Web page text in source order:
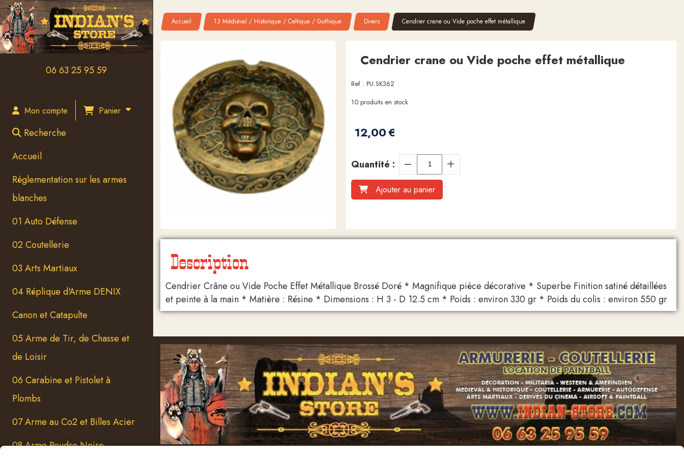
06 63 25 95 59
Mon compte Panier
Recherche
Accueil
Règlementation sur les armes
blanches
01 Auto Défense
02 Coutellerie
03 Arts Martiaux
04 Réplique d'Arme DENIX
Canon et Catapulte
05 Arme de Tir, de Chasse et
de Loisir
06 Carabine et Pistolet à
Plombs
07 Arme au Co2 et Billes Acier
08 Arme Poudre Noire
Accueil 13 Médiéval / Historique / Celtique / Gothique Divers Cendrier crane ou Vide poche effet métallique
Cendrier crane ou Vide poche effet métallique
Ref : PU.SK362
12,00€
10 produits en stock
Quantité :
Ajouter au panier
Description
Cendrier Crâne ou Vide Poche Effet Métallique Brossé Doré * Magnifique pièce décorative * Superbe Finition satiné détaillées
et peinte à la main * Matière : Résine * Dimensions : H 3 - D 12.5 cm * Poids : environ 330 gr * Poids du colis : environ 550 gr
Panneau de gestion des cookies